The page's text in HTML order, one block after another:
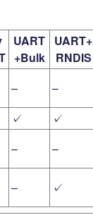
UART
+Bulk
UART+
RNDIS
– –
✓ ✓
– –
– ✓